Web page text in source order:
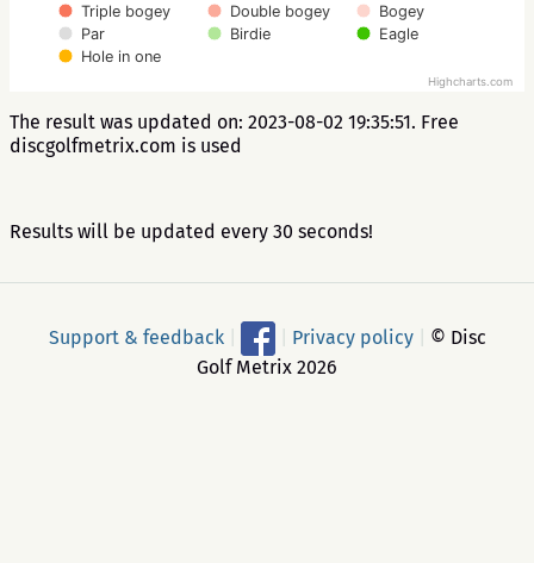
Triple bogey Double bogey
Bogey
Par
Birdie
Eagle
Hole in one
Highcharts.com
The result was updated on: 2023-08-02 19:35:51. Free
discgolfmetrix.com is used
Results will be updated every 30 seconds!
Support & feedback Privacy policy
© Disc
Golf Metrix 2026